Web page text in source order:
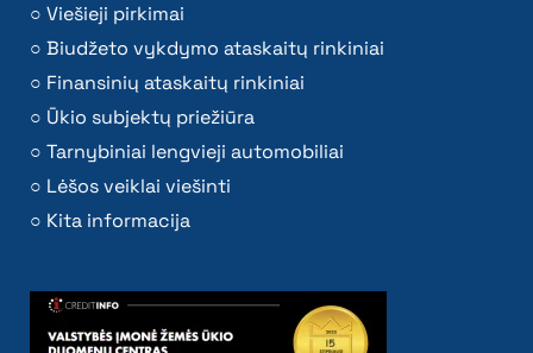
Viešieji pirkimai
Biudžeto vykdymo ataskaitų rinkiniai
Finansinių ataskaitų rinkiniai
Ūkio subjektų priežiūra
Tarnybiniai lengvieji automobiliai
Lėšos veiklai viešinti
Kita informacija